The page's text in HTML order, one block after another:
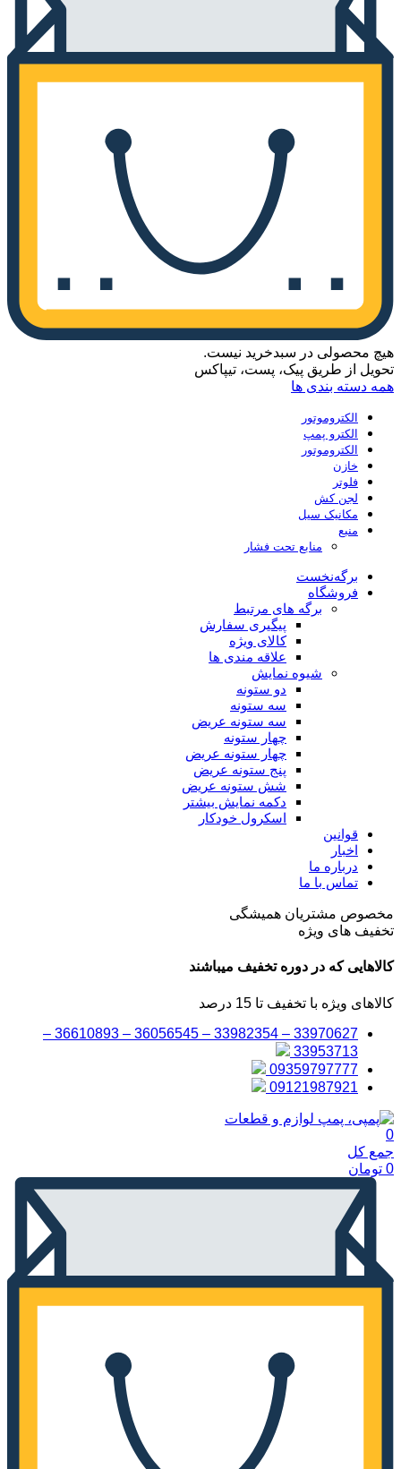
هیچ محصولی در سبدخرید نیست.
تحویل از طریق پیک، پست، تیپاکس
همه دسته بندی ها
الکتروموتور
الکترو پمپ
الکتروموتور
خازن
فلوتر
لجن کش
مکانیک سیل
منبع
منابع تحت فشار
برگه‌نخست
فروشگاه
برگه های مرتبط
پیگیری سفارش
کالای ویژه
علاقه مندی ها
شیوه نمایش
دو ستونه
سه ستونه
سه ستونه عریض
چهار ستونه
چهار ستونه عریض
پنج ستونه عریض
شش ستونه عریض
دکمه نمایش بیشتر
اسکرول خودکار
قوانین
اخبار
درباره ما
تماس با ما
مخصوص مشتریان همیشگی
تخفیف های ویژه
کالاهایی که در دوره تخفیف میباشند
کالاهای ویژه با تخفیف تا 15 درصد
33970627 – 33982354 – 36056545 – 36610893 –
33953713
09359797777
09121987921
0
جمع کل
0 تومان